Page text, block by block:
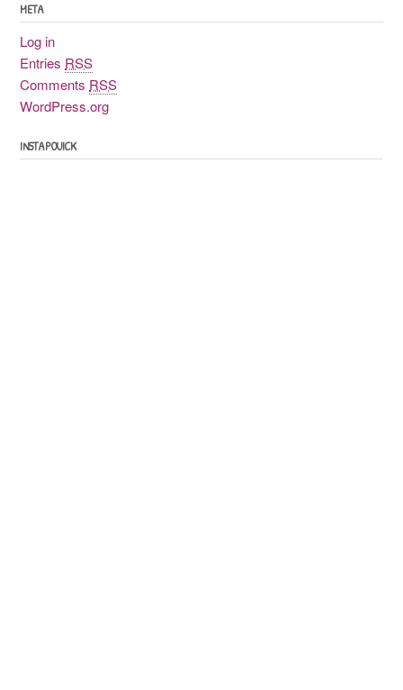
META
Log in
Entries RSS
Comments RSS
WordPress.org
INSTAPOUICK